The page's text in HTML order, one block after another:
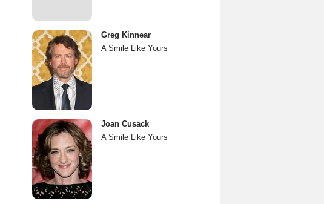
Greg Kinnear
A Smile Like Yours
Joan Cusack
A Smile Like Yours